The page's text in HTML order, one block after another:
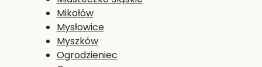
Mikołów
Mysłowice
Myszków
Ogrodzieniec